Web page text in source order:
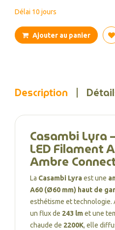
Délai 10 jours
Ajouter au panier
Description
Casambi Lyra
LED Filament
Ambre
La Casambi Lyraest une
A60 (Ø60 mm) haut de
esthétisme et technologie.
un flux de 243 lmet une
chaude de 2200K, elle